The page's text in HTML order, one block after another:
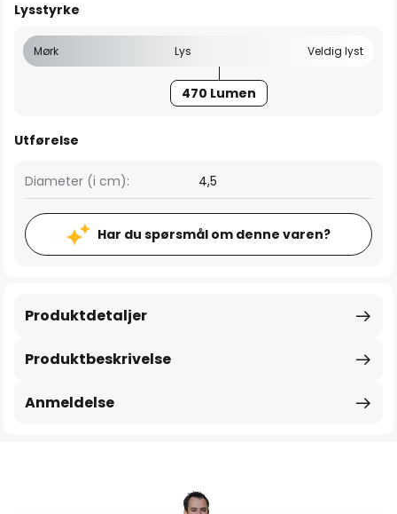
Lysstyrke
Mørk Lys Veldig lyst
470 Lumen
Utførelse
Diameter (i cm): 4,5
Har du spørsmål om denne varen?
Produktbeskrivelse
Produktdetaljer
Anmeldelse